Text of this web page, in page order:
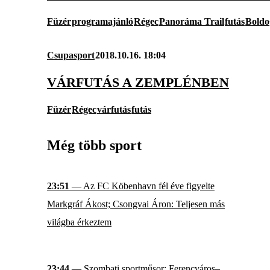
FüzérprogramajánlóRégecPanoráma Trailfutás
Csupasport2018.10.16. 18:04
VÁRFUTÁS A ZEMPLÉNBEN
FüzérRégecvárfutásfutás
Még több sport
23:51 — Az FC Köbenhavn fél éve figyelte
Markgráf Ákost; Csongvai Áron: Teljesen más
világba érkeztem